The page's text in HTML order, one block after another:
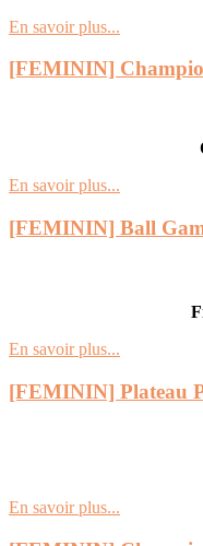
En savoir plus...
[FEMININ]
En savoir plus...
[FEMININ] Ball
En savoir plus...
[FEMININ] Plateau
En savoir plus...